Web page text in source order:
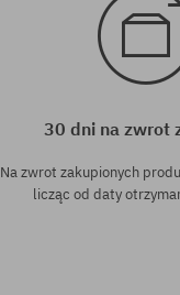
30 dni na zwrot
Na zwrot zakupionych
licząc od daty